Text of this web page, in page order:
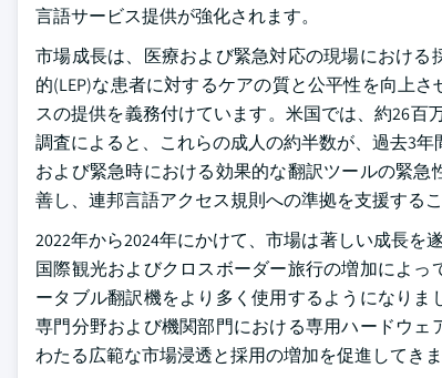
言語サービス提供が強化されます。
市場成長は、医療および緊急対応の現場におけ
的(LEP)な患者に対するケアの質と公平性を向上
スの提供を義務付けています。米国では、約26百
調査によると、これらの成人の約半数が、過去3
および緊急時における効果的な翻訳ツールの緊
善し、連邦言語アクセス規則への準拠を支援するこ
2022年から2024年にかけて、市場は著しい成長を
国際観光およびクロスボーダー旅行の増加によ
ータブル翻訳機をより多く使用するようになりま
専門分野および機関部門における専用ハードウ
わたる広範な市場浸透と採用の増加を促進してきま